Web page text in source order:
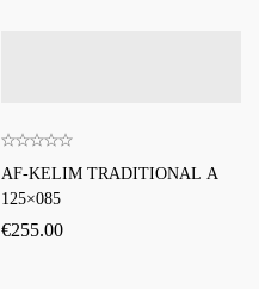
AF-KELIM TRADITIONAL A
125×085
€255.00